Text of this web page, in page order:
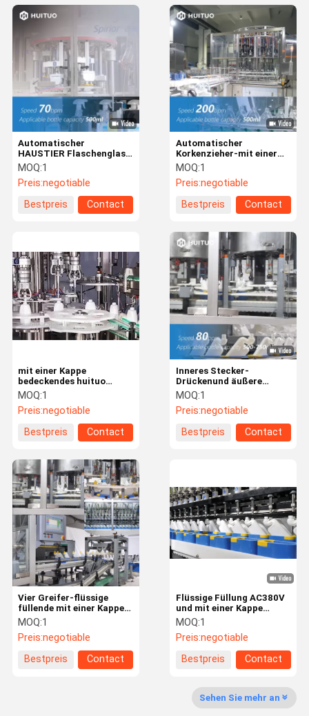
Haus Produkte
Fabrik-
Ausflug
Qualitätskon
Trolle
Treten Sie
Nachrichten
Automatischer
Korkenzieher-mit einer
Kappe bedeckende
Maschine 200bpm für
Lotions-Pumpe
MOQ:1
Preis:negotiable
Bestpreis
Contact
Automatischer
HAUSTIER Flaschenglas-
Reiniger-mit einer Kappe
bedeckende
Drehmaschine für Spray-
MOQ:1
Preis:negotiable
Bestpreis
Contact
Inneres Stecker-
Drückenund äußere
Abdeckungs-mit einer
Kappe bedeckende
Maschine für Toiletten-
MOQ:1
Preis:negotiable
Bestpreis
Contact
mit einer Kappe
bedeckendes huituo
Maschine der Pumpe
MOQ:1
Preis:negotiable
Bestpreis
Contact
Flüssige Füllung AC380V
und mit einer Kappe
bedeckende Maschine
MOQ:1
Preis:negotiable
Bestpreis
Contact
Vier Greifer-flüssige
füllende mit einer Kappe
bedeckende Maschine für
Toiletten-Reiniger
MOQ:1
Preis:negotiable
Bestpreis
Contact
Sehen Sie mehr an